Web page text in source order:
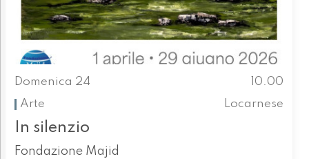
Domenica 24
10.00
Arte
Locarnese
In silenzio
Fondazione Majid